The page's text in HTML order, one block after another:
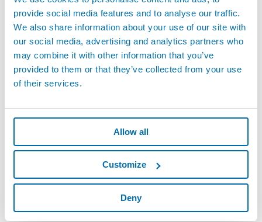
provide social media features and to analyse our traffic.
We also share information about your use of our site with
our social media, advertising and analytics partners who
may combine it with other information that you’ve
provided to them or that they’ve collected from your use
of their services.
Allow all
Customize
Deny
Rectificadora
GEMVM - Monitorización y análisis de máquinas
y componentes